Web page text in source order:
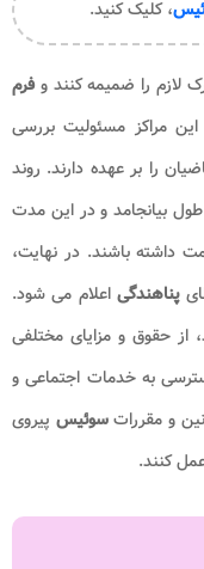
، کلیک کنید.
لازم را ضمیمه کنند وفرم
مراکز مسئولیت بررسی
را بر عهده دارند. روند
بیانجامد و در این مدت
داشته باشند. در نهایت،
پناهندگی اعلام می شود.
از حقوق و مزایای مختلفی
به خدمات اجتماعی و
و مقرراتسوئیس پیروی
کنند.